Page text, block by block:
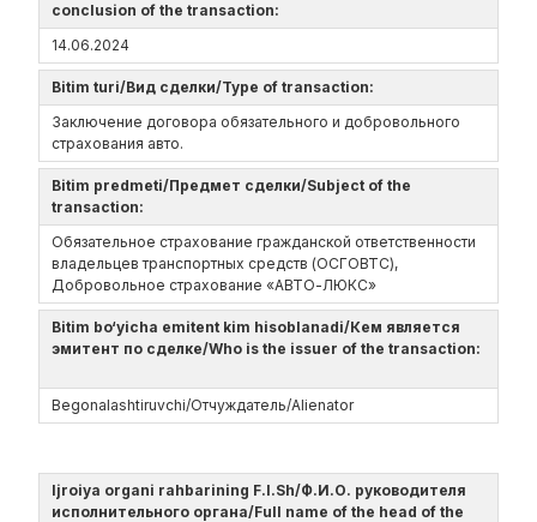
conclusion of the transaction:
14.06.2024
Bitim turi/Вид сделки/Type of transaction:
Заключение договора обязательного и добровольного
страхования авто.
Bitim predmeti/Предмет сделки/Subject of the
transaction:
Обязательное страхование гражданской ответственности
владельцев транспортных средств (ОСГОВТС),
Добровольное страхование «АВТО-ЛЮКС»
Bitim bo‘yicha emitent kim hisoblanadi/Кем является
эмитент по сделке/Who is the issuer of the transaction:
Begonalashtiruvchi/Отчуждатель/Alienator
Ijroiya organi rahbarining F.I.Sh/Ф.И.О. руководителя
исполнительного органа/Full name of the head of the